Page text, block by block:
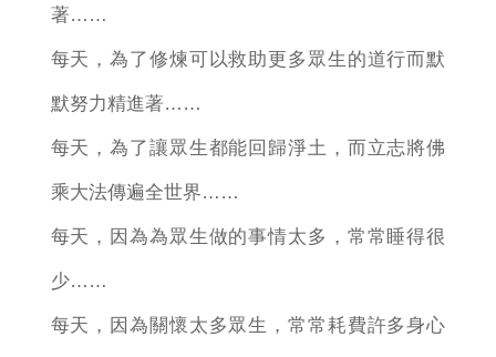
著……
每天，為了修煉可以救助更多眾生的道行而默
默努力精進著……
每天，為了讓眾生都能回歸淨土，而立志將佛
乘大法傳遍全世界……
每天，因為為眾生做的事情太多，常常睡得很
少……
每天，因為關懷太多眾生，常常耗費許多身心